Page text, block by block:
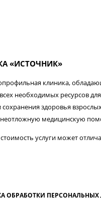
«ИСТОЧНИК»
клиника,
необходимых ресурсов
сохранения здоровья
медицинскую
услуги может
ОБРАБОТКИ